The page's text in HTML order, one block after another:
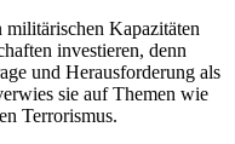
Kapazitäten
investieren, denn
und Herausforderung als
sie auf Themen wie
Terrorismus.